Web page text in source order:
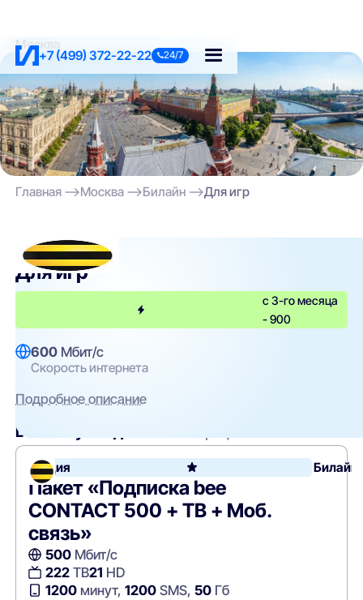
+7 (499) 372-22-22 24/7
Москва
Главная Москва Билайн Для игр
Билайн
Для игр
с 3-го месяца
- 900
600 Мбит/с
Скорость интернета
Подробное описание
Вам могут подойти
Акция Билайн
Пакет «Подписка bee
CONTACT 500 + ТВ + Моб.
связь»
500Мбит/с
222ТВ21 HD
1200минут, 1200SMS, 50Гб